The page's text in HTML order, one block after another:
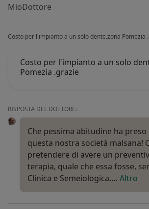
MioDottore
Costo per l'impianto a un solo dente.zona Pomezia
Costo per l'impianto a un solo
Pomezia .grazie
RISPOSTA DEL DOTTORE:
Che pessima abitudine ha preso
questa nostra società malsana!
pretendere di avere un
terapia, quale che essa fosse,
Clinica e Semeiologica.… Altro